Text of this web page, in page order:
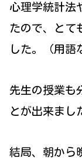
心理学統計法
たので、とて
した。（用語
先生の授業も
とが出来まし
結局、朝から